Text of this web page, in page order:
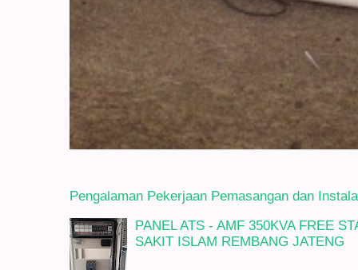
Pengalaman Pekerjaan Pemasangan dan
PANEL ATS - AMF 350KVA FREE
SAKIT ISLAM REMBANG JATENG